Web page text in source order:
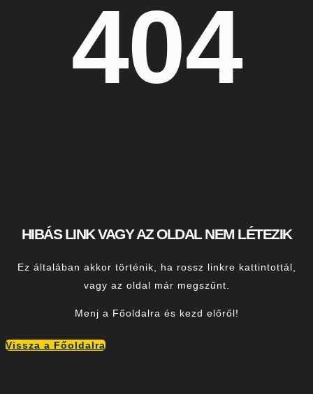
404
HIBÁS LINK VAGY AZ OLDAL NEM LÉTEZIK
Ez általában akkor történik, ha rossz linkre kattintottál,
vagy az oldal már megszűnt.
Menj a Főoldalra és kezd előről!
Vissza a Főoldalra